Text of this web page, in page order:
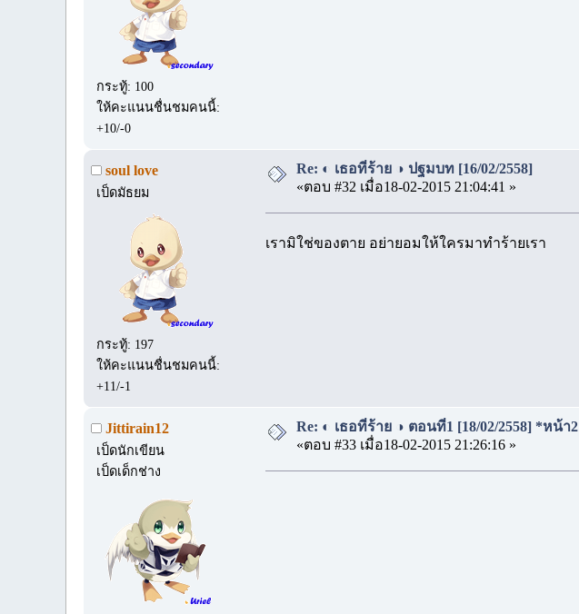
กระทู้: 100
ให้คะแนนชื่นชมคนนี้:
+10/-0
soul love
เป็ดมัธยม
กระทู้: 197
ให้คะแนนชื่นชมคนนี้:
+11/-1
Re: ◐ เธอที่ร้าย ◑ ปฐมบท [16/02/2558]
«ตอบ #32 เมื่อ18-02-2015 21:04:41 »
เรามิใช่ของตาย อย่ายอมให้ใครมาทำร้ายเรา
Jittirain12
เป็ดนักเขียน
เป็ดเด็กช่าง
Re: ◐ เธอที่ร้าย ◑ ตอนที่1 [18/02/2558] *หน้า2
«ตอบ #33 เมื่อ18-02-2015 21:26:16 »